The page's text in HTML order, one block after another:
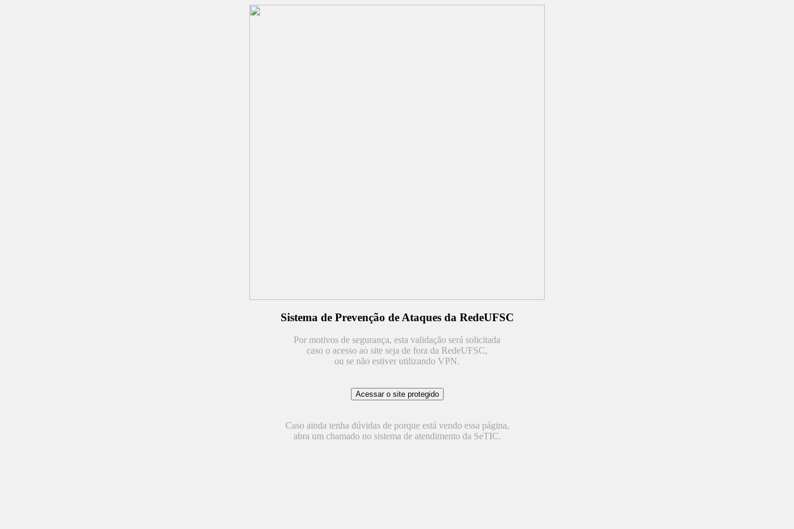
Sistema de Prevenção de Ataques da RedeUFSC
Por motivos de segurança, esta validação será solicitada
caso o acesso ao site seja de fora da RedeUFSC,
ou se não estiver utilizando VPN.
Caso ainda tenha dúvidas de porque está vendo essa página,
abra um chamado no sistema de atendimento da SeTIC.